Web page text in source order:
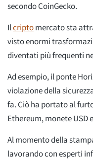
secondo CoinGecko.
Ilcriptomercato sta
visto enormi
diventati più frequenti
Ad esempio, il ponte
violazione della
fa. Ciò ha portato al
Ethereum, monete USD
Al momento della
lavorando con esperti